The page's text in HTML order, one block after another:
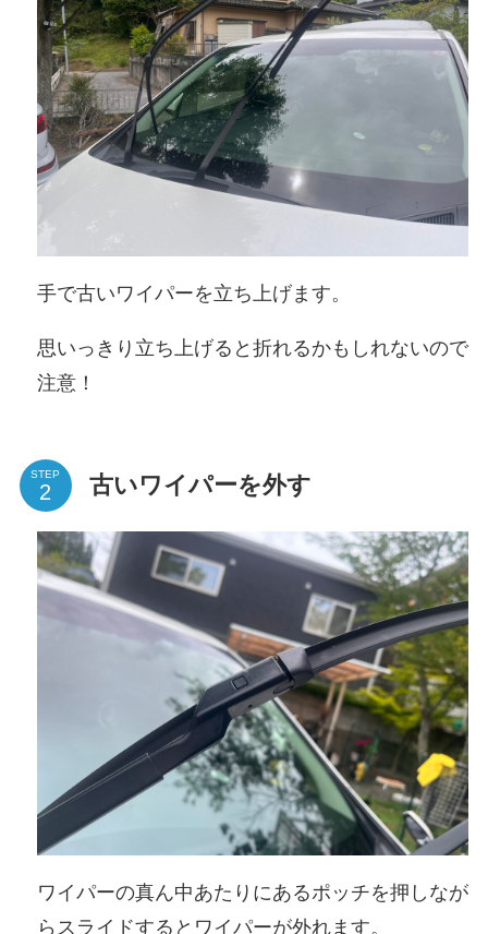
手で古いワイパーを立ち上げます。
思いっきり立ち上げると折れるかもしれないので
注意！
STEP 古いワイパーを外す
ワイパーの真ん中あたりにあるポッチを押しなが
らスライドするとワイパーが外れます。